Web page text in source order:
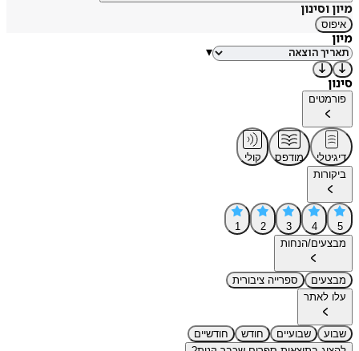
מיון וסינון
איפוס
מיון
▾
סינון
פורמטים
דיגיטלי מודפס
קולי
ביקורות
5
4
3
2
1
מבצעים/הנחות
מבצעים
ספרייה ציבורית
עלו לאתר
שבוע שבועיים חודש
חודשיים